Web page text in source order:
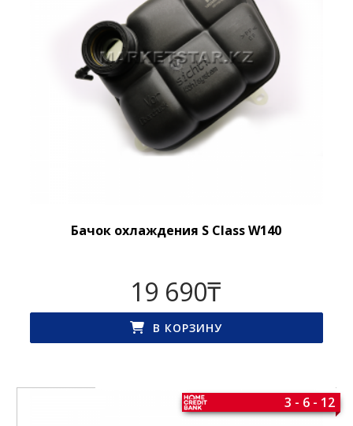
Бачок охлаждения S Class W140
19 690₸
В КОРЗИНУ
3 - 6 - 12